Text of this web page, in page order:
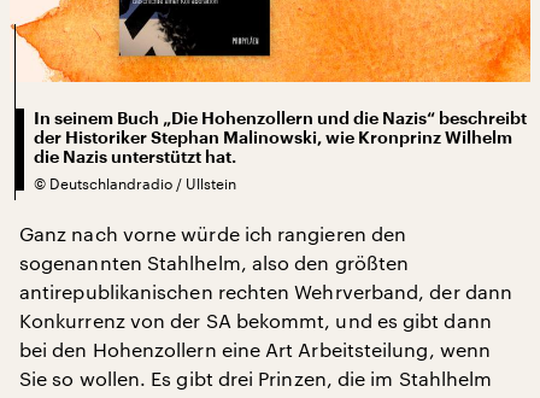
In seinem Buch „Die Hohenzollern und die Nazis“ beschreibt
der Historiker Stephan Malinowski, wie Kronprinz Wilhelm
die Nazis unterstützt hat.
© Deutschlandradio / Ullstein
Ganz nach vorne würde ich rangieren den
sogenannten Stahlhelm, also den größten
antirepublikanischen rechten Wehrverband, der dann
Konkurrenz von der SA bekommt, und es gibt dann
bei den Hohenzollern eine Art Arbeitsteilung, wenn
Sie so wollen. Es gibt drei Prinzen, die im Stahlhelm